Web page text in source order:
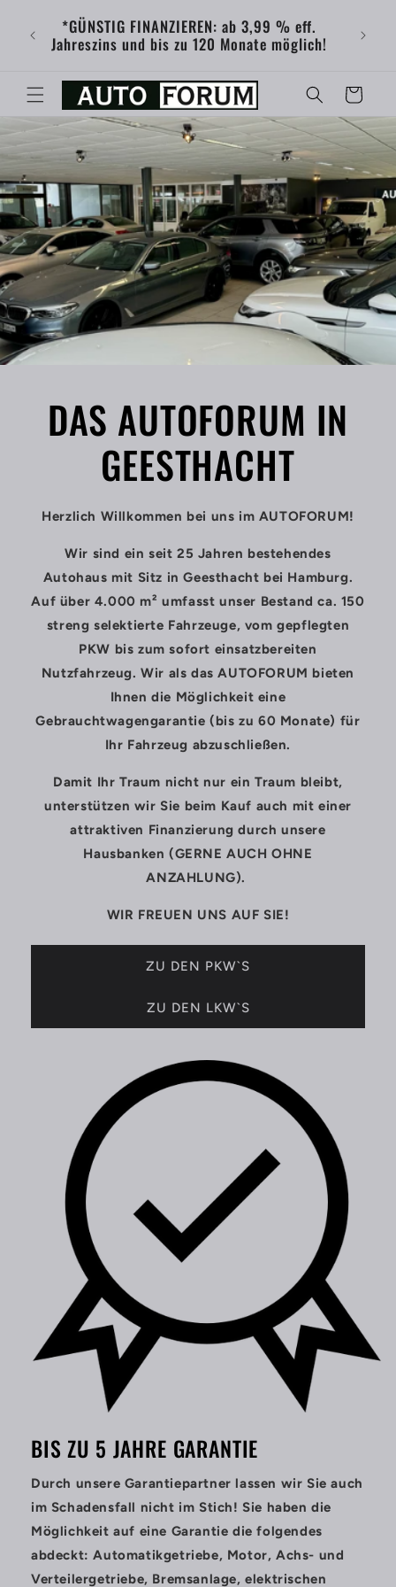
Inhalt *GÜNSTIG FINANZIEREN: ab 3,99 % eff.
Jahreszins und bis zu 120 Monate möglich!
Favoriten
DAS AUTOFORUM IN
GEESTHACHT
Herzlich Willkommen bei uns im AUTOFORUM!
Wir sind ein seit 25 Jahren bestehendes
Autohaus mit Sitz in Geesthacht bei Hamburg.
Auf über 4.000 m² umfasst unser Bestand ca. 150
streng selektierte Fahrzeuge, vom gepflegten
PKW bis zum sofort einsatzbereiten
Nutzfahrzeug. Wir als das AUTOFORUM bieten
Ihnen die Möglichkeit eine
Gebrauchtwagengarantie (bis zu 60 Monate) für
Ihr Fahrzeug abzuschließen.
Damit Ihr Traum nicht nur ein Traum bleibt,
unterstützen wir Sie beim Kauf auch mit einer
attraktiven Finanzierung durch unsere
Hausbanken (GERNE AUCH OHNE
ANZAHLUNG).
WIR FREUEN UNS AUF SIE!
ZU DEN PKW`S
ZU DEN LKW`S
BIS ZU 5 JAHRE GARANTIE
Durch unsere Garantiepartner lassen wir Sie auch
im Schadensfall nicht im Stich! Sie haben die
Möglichkeit auf eine Garantie die folgendes
abdeckt: Automatikgetriebe, Motor, Achs- und
Verteilergetriebe, Bremsanlage, elektrischen